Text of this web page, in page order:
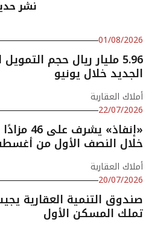
نشر
01/08/2026
5.96 مليار ريال حجم
الجديد خلال يونيو
أملاك العقارية
22/07/2026
خلال النصف الأول من أغسطس
أملاك العقارية
20/07/2026
صندوق التنمية العقارية
تملك المسكن الأول